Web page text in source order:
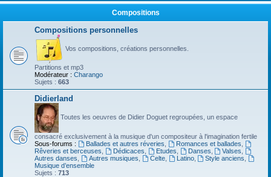
Compositions
Compositions personnelles
Vos compositions, créations personnelles.
Partitions et mp3
Modérateur : Charango
Sujets : 663
Didierland
Toutes les oeuvres de Didier Doguet regroupées, un espace
consacré exclusivement à la musique d'un compositeur à l'imagination fertile
Sous-forums :
Ballades et autres réveries Romances et ballades
Rêveries et berceuses
Dédicaces Etudes Danses Valses
Autres danses
Autres musiques Celte, Latino, Style anciens
Musique d’ensemble
Sujets : 713